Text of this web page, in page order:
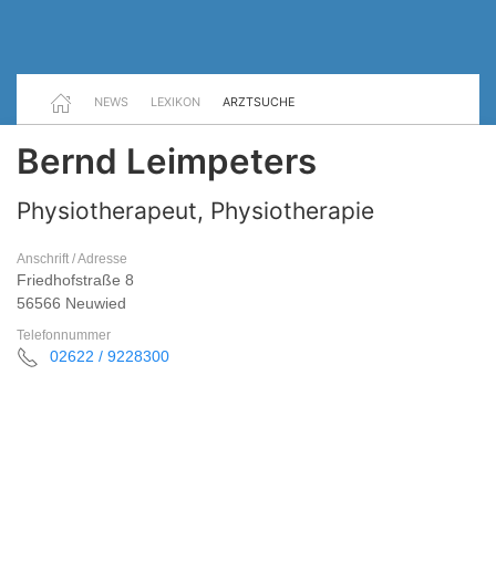
NEWS LEXIKON ARZTSUCHE
Bernd Leimpeters
Physiotherapeut, Physiotherapie
Anschrift / Adresse
Friedhofstraße 8
56566 Neuwied
Telefonnummer
02622 / 9228300